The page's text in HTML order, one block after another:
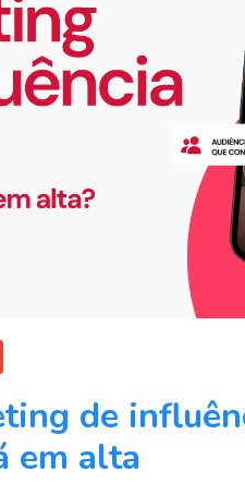
de
em alta